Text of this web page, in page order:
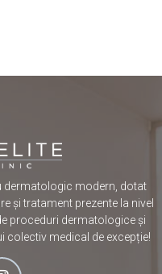
dermatologic modern, dotat
și tratament prezente la nivel
proceduri dermatologice și
colectiv medical de excepție!